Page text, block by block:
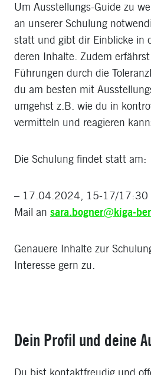
Um Ausstellungs-Guide zu
an unserer Schulung
statt und gibt dir Einblicke in
deren Inhalte. Zudem
Führungen durch die
du am besten mit
umgehst z.B. wie du in
vermitteln und reagieren
Die Schulung findet statt am:
– 17.04.2024, 15-17/17:30
Mail an sara.bogner@kiga-
Genauere Inhalte zur
Interesse gern zu.
Dein Profil und deine